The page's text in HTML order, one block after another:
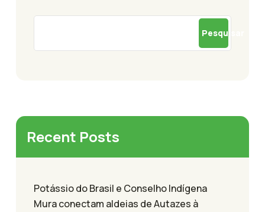
Pesquisar
Recent Posts
Potássio do Brasil e Conselho Indígena
Mura conectam aldeias de Autazes à